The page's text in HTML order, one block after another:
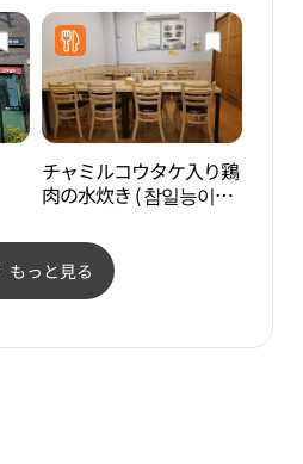
チャミルコウタケ入り鶏
肉の水炊き ( 참일능이버
もっと見る